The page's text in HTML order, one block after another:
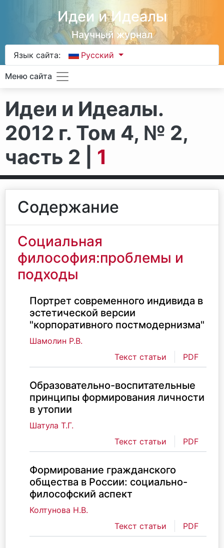
Идеи и Идеалы
Научный журнал
Язык сайта: Русский
Меню сайта
Идеи и Идеалы.
2012 г. Том 4, № 2,
часть 2 | 1
Содержание
Социальная
философия:проблемы и
подходы
Портрет современного индивида в
эстетической версии
"корпоративного постмодернизма"
Шамолин Р.В.
Текст статьи
PDF
Образовательно-воспитательные
принципы формирования личности
в утопии
Шатула Т.Г.
Текст статьи
PDF
Формирование гражданского
общества в России: социально-
философский аспект
Колтунова Н.В.
Текст статьи
PDF